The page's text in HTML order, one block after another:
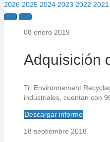
2026 2025 2024 2023 2022 2021
08 enero 2019
Adquisición
Tri Environnement
industriales, cuentan con
Descargar informe
18 septiembre 2018